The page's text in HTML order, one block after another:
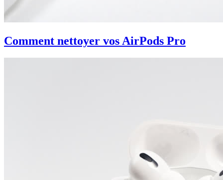
Comment nettoyer vos AirPods Pro